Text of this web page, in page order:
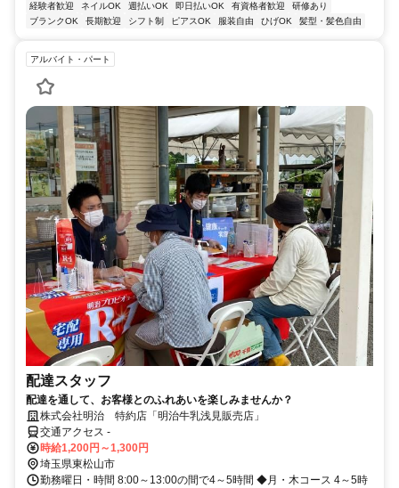
経験者歓迎
ネイルOK 週払いOK 即日払いOK 有資格者歓迎
研修あり
ブランクOK
長期歓迎 シフト制 ピアスOK 服装自由 ひげOK 髪型・髪色自由
アルバイト・パート
配達スタッフ
配達を通して、お客様とのふれあいを楽しみませんか？
株式会社明治 特約店「明治牛乳浅見販売店」
交通アクセス -
時給1,200円～1,300円
埼玉県東松山市
勤務曜日・時間 8:00～13:00の間で4～5時間 ◆月・木コース 4～5時